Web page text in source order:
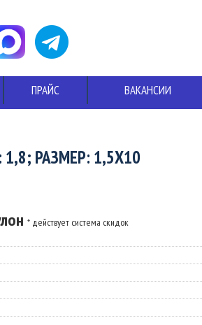
ПРАЙС ВАКАНСИИ
РАЗМЕР: 1,5X10
* действует система скидок